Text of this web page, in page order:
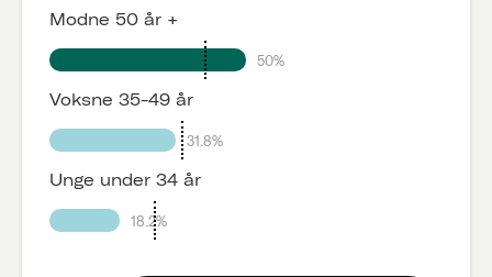
Modne 50 år +
50%
Voksne 35-49 år
31.8%
Unge under 34 år
18.2%